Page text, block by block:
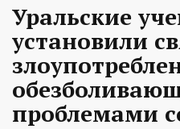
Уральские
установили
проблемами